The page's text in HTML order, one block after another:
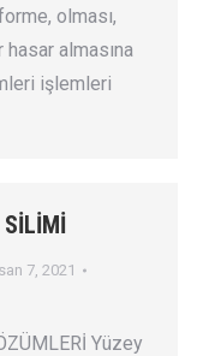
olması,
hasar almasına
işlemleri
7, 2021
Yüzey